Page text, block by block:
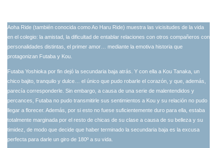
Aoha Ride (también conocida como Ao Haru Ride) muestra las vicisitudes de la vida
en el colegio: la amistad, la dificultad de entablar relaciones con otros compañeros con
personalidades distintas, el primer amor… mediante la emotiva historia que
protagonizan Futaba y Kou.
Futaba Yoshioka por fin dejó la secundaria baja atrás. Y con ella a Kou Tanaka, un
chico bajito, tranquilo y dulce… el único que pudo robarle el corazón, y que, además,
parecía corresponderle. Sin embargo, a causa de una serie de malentendidos y
percances, Futaba no pudo transmitirle sus sentimientos a Kou y su relación no pudo
llegar a florecer. Además, por si esto no fuese suficientemente duro para ella, estaba
totalmente marginada por el resto de chicas de su clase a causa de su belleza y su
timidez, de modo que decide que haber terminado la secundaria baja es la excusa
perfecta para darle un giro de 180º a su vida.